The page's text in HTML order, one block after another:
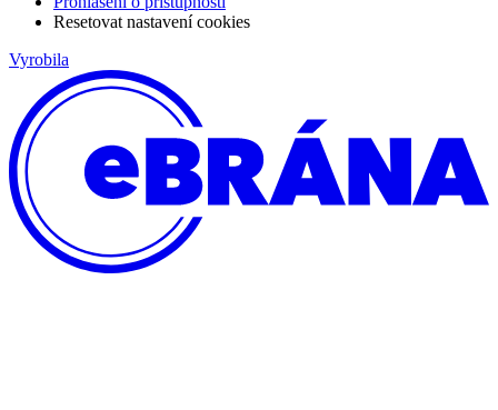
Resetovat nastavení cookies
Vyrobila